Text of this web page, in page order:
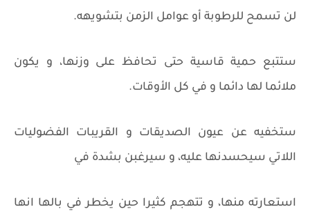
لن تسمح للرطوبة أو عوامل الزمن بتشويهه.
ستتبع حمية قاسية حتى تحافظ على وزنها، و يكون
ملائما لها دائما و في كل الأوقات.
ستخفيه عن عيون الصديقات و القريبات الفضوليات
اللاتي سيحسدنها عليه، و سيرغبن بشدة في
استعارته منها، و تتهجم كثيرا حين يخطر في بالها انها